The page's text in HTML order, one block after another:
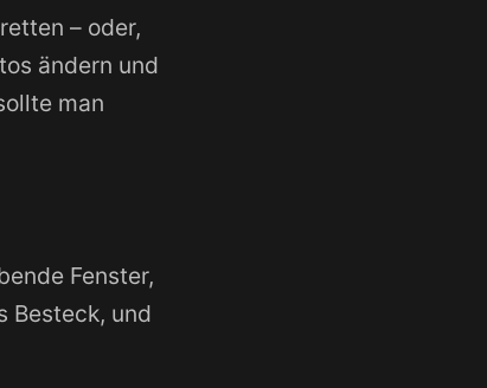
– oder,
ändern und
man
Fenster,
Besteck, und